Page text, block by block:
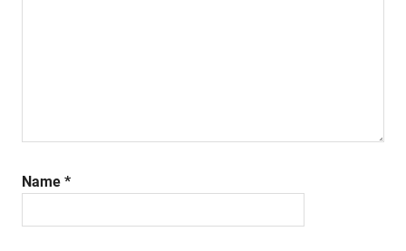
Name *